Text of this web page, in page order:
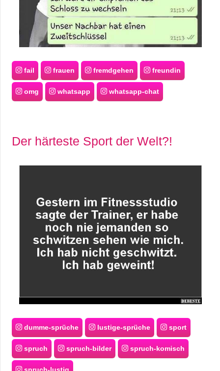
fail frauen fremdgehen freundin
omg whatsapp whatsapp-chat
Der härteste Sport der Welt?!
dumme-sprüche lustige-sprüche sport
spruch spruch-bilder spruch-komisch